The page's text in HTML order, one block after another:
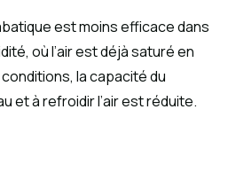
est moins efficace dans
où l’air est déjà saturé en
la capacité du
et à refroidir l’air est réduite.